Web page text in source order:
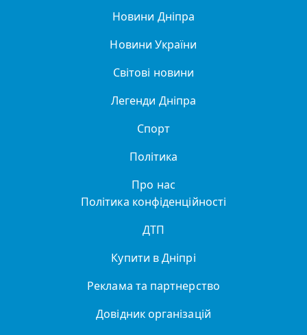
Новини Дніпра
Новини України
Світові новини
Легенди Дніпра
Спорт
Політика
Про нас
Політика конфіденційності
ДТП
Купити в Дніпрі
Реклама та партнерство
Довідник організацій